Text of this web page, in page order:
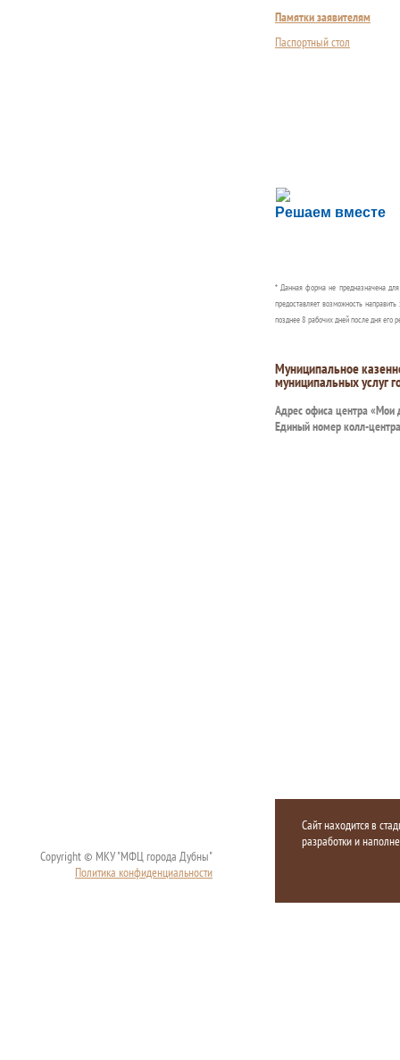
Памятки заявителям
Паспортный стол
Решаем вместе
Сложности с
Сообщите об этом
* Данная форма не предназначена
предоставляет возможность
позднее 8 рабочих дней после дня его
Муниципальное
муниципальных услуг
Адрес офиса центра «Мои
Единый номер колл-
Copyright © МКУ "МФЦ города Дубны"
Политика конфиденциальности
Сайт находится в
разработки и